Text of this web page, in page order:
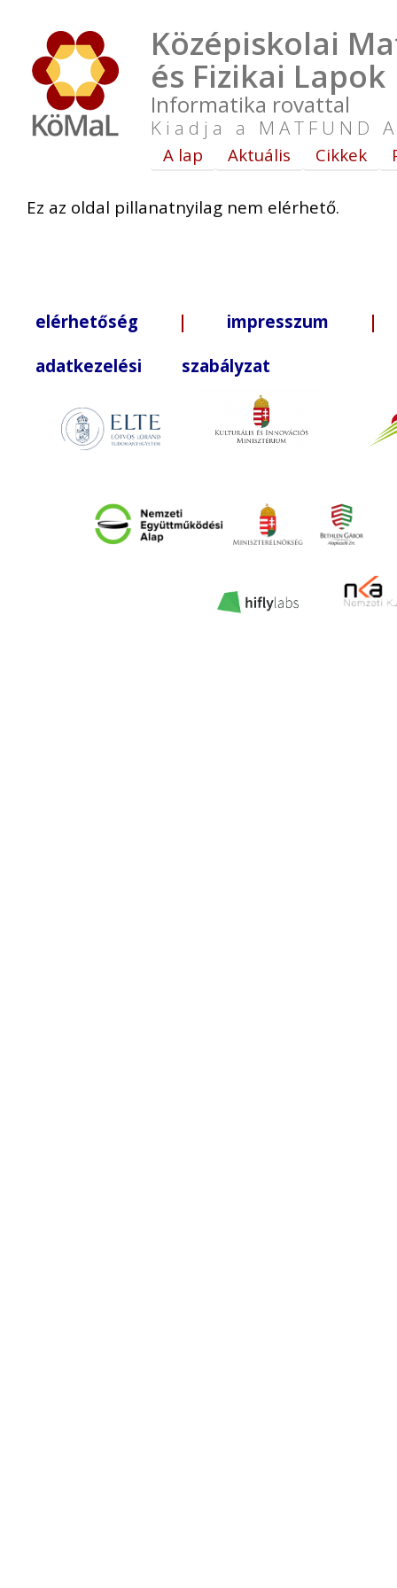
Középiskolai
és Fizikai Lapok
Informatika rovattal
Kiadja a MATFUND
A lap Aktuális Cikkek
Ez az oldal pillanatnyilag nem elérhető.
elérhetőség | impresszum |
adatkezelési szabályzat